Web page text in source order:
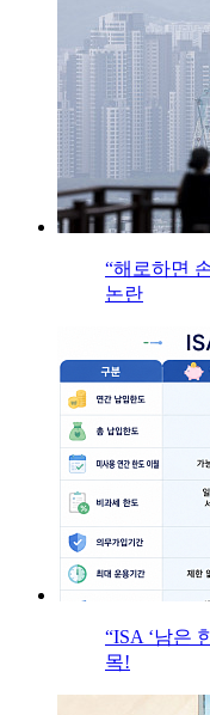
“해로하면
논란
“ISA ‘남은
목!